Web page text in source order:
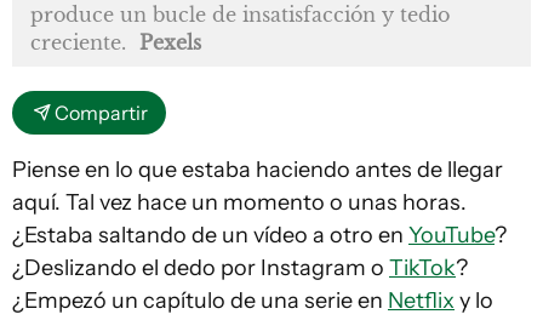
produce un bucle de insatisfacción y tedio
creciente. Pexels
Compartir
Piense en lo que estaba haciendo antes de llegar
aquí. Tal vez hace un momento o unas horas.
¿Estaba saltando de un vídeo a otro en YouTube?
¿Deslizando el dedo por Instagram o TikTok?
¿Empezó un capítulo de una serie en Netflix y lo